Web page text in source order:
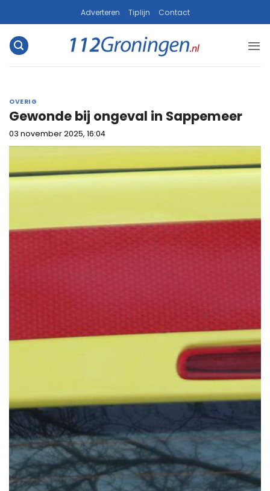
naar
inhoud
Adverteren Tiplijn Contact
OVERIG
Gewonde bij ongeval in Sappemeer
03 november 2025, 16:04